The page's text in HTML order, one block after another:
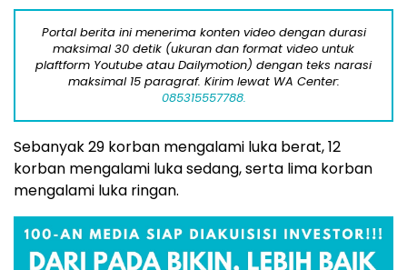
Portal berita ini menerima konten video dengan durasi
maksimal 30 detik (ukuran dan format video untuk
plaftform Youtube atau Dailymotion) dengan teks narasi
maksimal 15 paragraf. Kirim lewat WA Center:
085315557788.
Sebanyak 29 korban mengalami luka berat, 12
korban mengalami luka sedang, serta lima korban
mengalami luka ringan.